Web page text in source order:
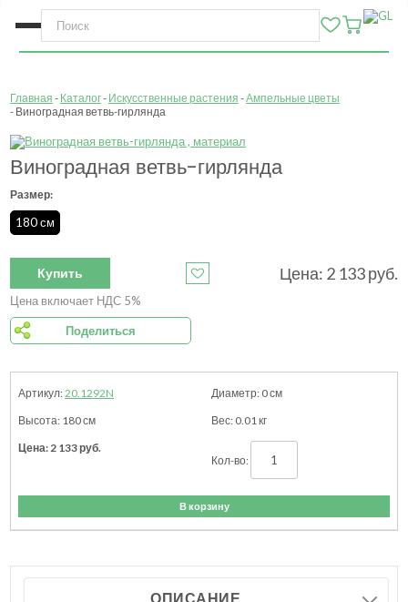
Главная Каталог Искусственные растения Ампельные цветы
Виноградная ветвь-гирлянда
Виноградная ветвь-гирлянда
Размер:
180 см
Купить Цена: 2 133руб.
Цена включает НДС 5%
Поделиться
20.1292N 0см
180см 0.01кг
2 133руб.
В корзину
ОПИСАНИЕ